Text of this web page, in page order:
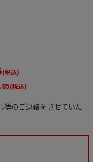
(税込)
(税込)
のご連絡をさせていた